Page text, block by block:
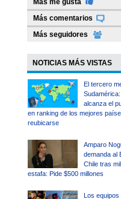
Más comentarios
Más seguidores
NOTICIAS MÁS VISTAS
El tercero
alcanza el
en ranking de los mejores
reubicarse
Amparo
demanda al
Chile tras
estafa: Pide $500 millones
Los equipos